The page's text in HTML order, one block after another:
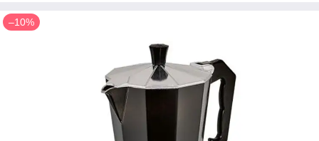
–10%